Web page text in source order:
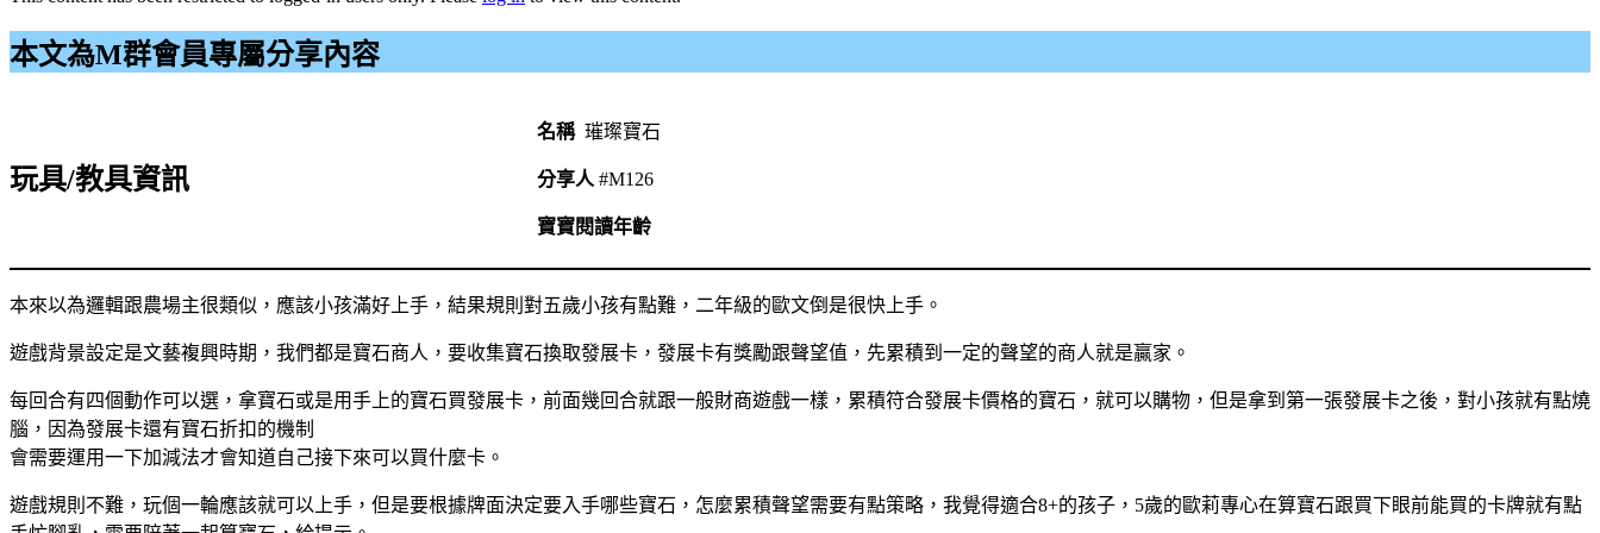
本文為M群會員專屬分享內容
玩具/教具資訊
名稱 璀璨寶石
分享人 #M126
寶寶閱讀年齡
本來以為邏輯跟農場主很類似，應該小孩滿好上手，結果規則對五歲小孩有點難，二年級的歐文倒是很快上手。
遊戲背景設定是文藝複興時期，我們都是寶石商人，要收集寶石換取發展卡，發展卡有獎勵跟聲望值，先累積到一定的聲望的商人就是贏家。
每回合有四個動作可以選，拿寶石或是用手上的寶石買發展卡，前面幾回合就跟一般財商遊戲一樣，累積符合發展卡價格的寶石，就可以購物，但是拿到第一張發展卡之後，對小孩就有點燒
腦，因為發展卡還有寶石折扣的機制
會需要運用一下加減法才會知道自己接下來可以買什麼卡。
遊戲規則不難，玩個一輪應該就可以上手，但是要根據牌面決定要入手哪些寶石，怎麼累積聲望需要有點策略，我覺得適合8+的孩子，5歲的歐莉專心在算寶石跟買下眼前能買的卡牌就有點